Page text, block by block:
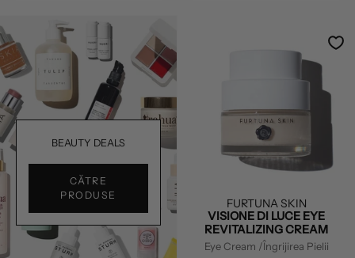
BEAUTY DEALS
CĂTRE
PRODUSE
FURTUNA SKIN
VISIONE DI LUCE EYE
REVITALIZING CREAM
Eye Cream /Îngrijirea Pielii